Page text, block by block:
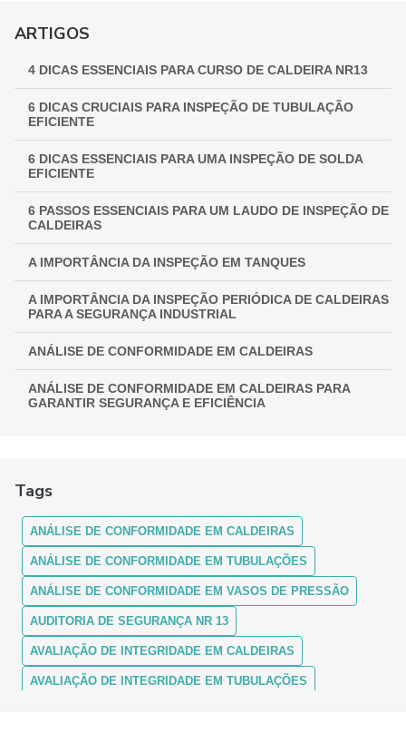
GUIA COMPLETO DE INSPEÇÃO DE VASOS DE PRESSÃO:
GARANTINDO SEGURANÇA E CONFORMIDADE
INSPEÇÃO NR 13: GARANTINDO SEGURANÇA E
CONFORMIDADE EM EQUIPAMENTOS INDUSTRIAIS
ARTIGOS
4 DICAS ESSENCIAIS PARA CURSO DE CALDEIRA NR13
6 DICAS CRUCIAIS PARA INSPEÇÃO DE TUBULAÇÃO
EFICIENTE
6 DICAS ESSENCIAIS PARA UMA INSPEÇÃO DE SOLDA
EFICIENTE
6 PASSOS ESSENCIAIS PARA UM LAUDO DE INSPEÇÃO DE
CALDEIRAS
A IMPORTÂNCIA DA INSPEÇÃO EM TANQUES
A IMPORTÂNCIA DA INSPEÇÃO PERIÓDICA DE CALDEIRAS
PARA A SEGURANÇA INDUSTRIAL
ANÁLISE DE CONFORMIDADE EM CALDEIRAS
ANÁLISE DE CONFORMIDADE EM CALDEIRAS PARA
GARANTIR SEGURANÇA E EFICIÊNCIA
ANÁLISE DE CONFORMIDADE EM CALDEIRAS: COMO
ANÁLISE DE CONFORMIDADE EM CALDEIRAS: ENTENDA A
IMPORTÂNCIA E OS PROCEDIMENTOS
ANÁLISE DE CONFORMIDADE EM CALDEIRAS:
GARANTINDO SEGURANÇA E MÁXIMA EFICIÊNCIA
ANÁLISE DE CONFORMIDADE EM CALDEIRAS: GUIA
COMPLETO
Tags
ANÁLISE DE CONFORMIDADE EM CALDEIRAS
ANÁLISE DE CONFORMIDADE EM TUBULAÇÕES
ANÁLISE DE CONFORMIDADE EM VASOS DE PRESSÃO
AUDITORIA DE SEGURANÇA NR 13
AVALIAÇÃO DE INTEGRIDADE EM CALDEIRAS
AVALIAÇÃO DE INTEGRIDADE EM TUBULAÇÕES